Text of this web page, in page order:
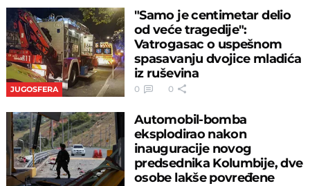
JUGOSFERA
"Samo je centimetar delio
od veće tragedije":
Vatrogasac o uspešnom
spasavanju dvojice mladića
iz ruševina
0 0
Automobil-bomba
eksplodirao nakon
inauguracije novog
predsednika Kolumbije, dve
osobe lakše povređene